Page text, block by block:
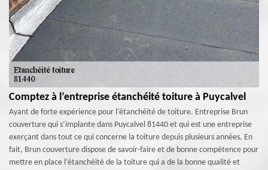
Comptez à l’entreprise étanchéité toiture à Puycalvel
Ayant de forte expérience pour l’étanchéité de toiture. Entreprise Brun
couverture qui s’implante dans Puycalvel 81440 et qui est une entreprise
exerçant dans tout ce qui concerne la toiture depuis plusieurs années. En
fait, Brun couverture dispose de savoir-faire et de bonne compétence pour
mettre en place l’étanchéité de la toiture qui a de la bonne qualité et